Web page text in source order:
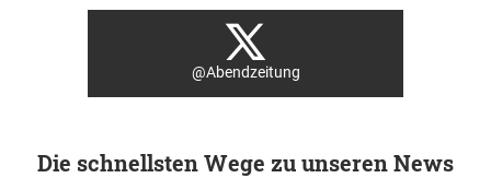
@Abendzeitung
Die schnellsten Wege zu unseren News